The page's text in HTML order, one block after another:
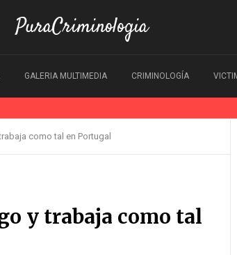
PuraCriminologia
GALERIA MULTIMEDIA CRIMINOLOGÍA
como tal en Portugal
y trabaja como tal